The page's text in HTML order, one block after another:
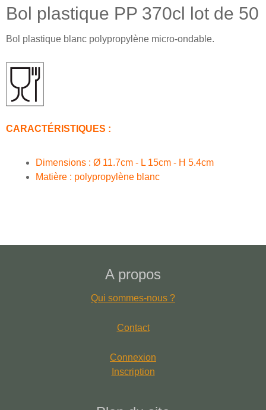
Bol plastique PP 370cl lot de 50
Bol plastique blanc polypropylène micro-ondable.
CARACTÉRISTIQUES :
Dimensions : Ø 11.7cm - L 15cm - H 5.4cm
Matière : polypropylène blanc
A propos
Qui sommes-nous ?
Contact
Connexion
Inscription